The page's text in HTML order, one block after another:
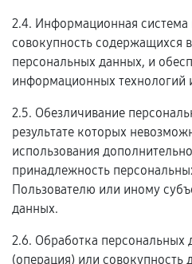
2.4. Информационная
совокупность содержащихся
персональных данных, и
информационных технологий
2.5. Обезличивание
результате которых
использования
принадлежность
Пользователю или иному
данных.
2.6. Обработка персональных
(операция) или совокупность